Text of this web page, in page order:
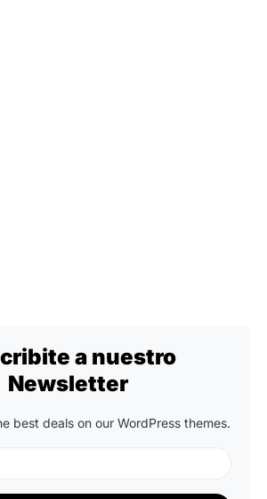
a nuestro
Newsletter
best deals on our WordPress themes.